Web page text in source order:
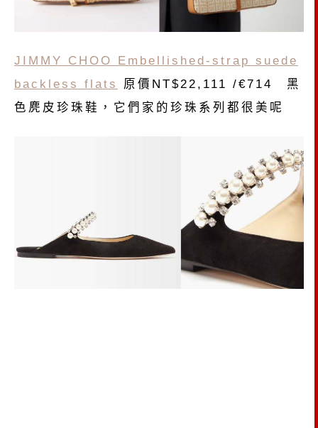
JIMMY CHOO Embellished-strap suede
backless flats
原價NT$22,111 /€714 黑
色麂皮珍珠鞋，它們家的珍珠系列都很美呢